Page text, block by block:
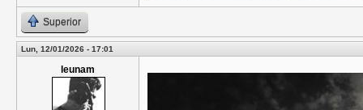
Superior
Lun, 12/01/2026 - 17:01
leunam